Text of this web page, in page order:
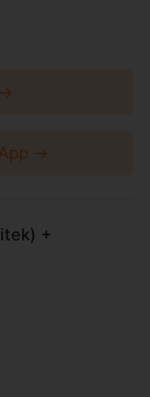
→
+